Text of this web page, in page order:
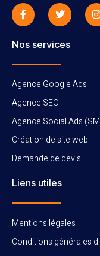
Nos services
Agence Google Ads
Agence SEO
Agence Social Ads
Création de site web
Demande de devis
Liens utiles
Mentions légales
Conditions générales